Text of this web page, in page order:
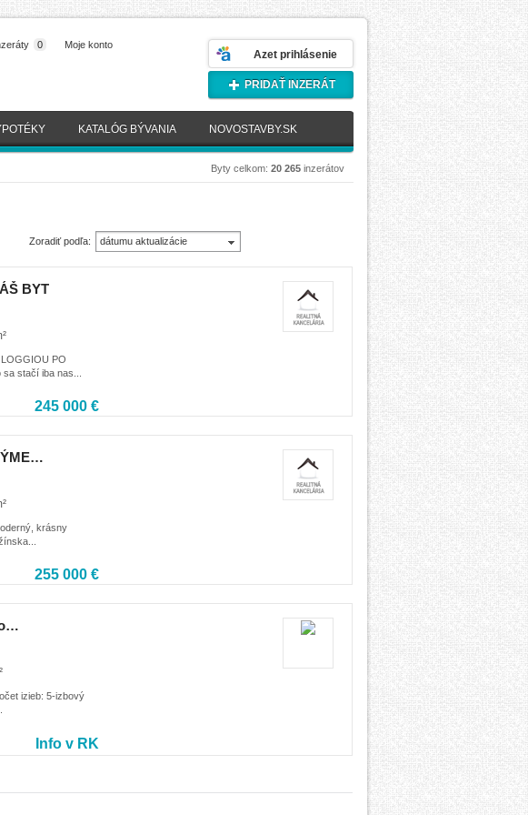
Azet prihlásenie
Moje konto
0
PRIDAŤ INZERÁT
KATALÓG BÝVANIA NOVOSTAVBY.SK
Byty celkom: 20 265 inzerátov
Zoradiť podľa:
dátumu aktualizácie
BYT
PO
stačí iba nas...
245 000 €
PONÚKAME NA PREDAJ alebo NA VÝMENU MODERNÝ 3 IZBOVÝ BYT S LOGGIOU, KE TERASA
krásny
255 000 €
PONUKA NA VÝMENU: 3-izbový byt na Solinkách (ZA) za 5-izbový rodinný dom (smer Bytča)
izieb: 5-izbový
Info v RK